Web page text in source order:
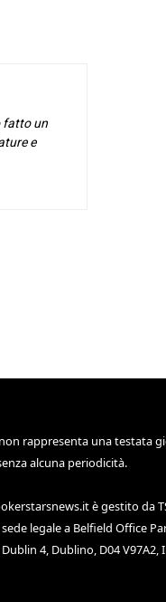
fatto un
e
rappresenta una testata
alcuna periodicità.
è gestito da
legale a Belfield Office
4, Dublino, D04 V97A2,